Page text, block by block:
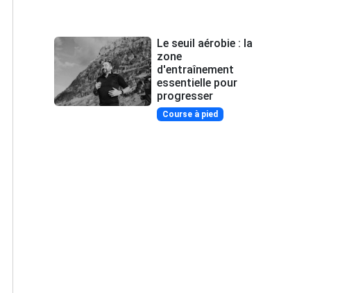
Le seuil aérobie : la
zone
d'entraînement
essentielle pour
progresser
Course à pied